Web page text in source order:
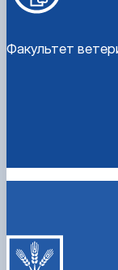
Факультет